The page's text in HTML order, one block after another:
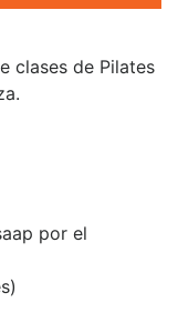
clases de Pilates
por el